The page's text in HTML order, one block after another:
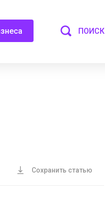
ПОИСК
Сохранить статью